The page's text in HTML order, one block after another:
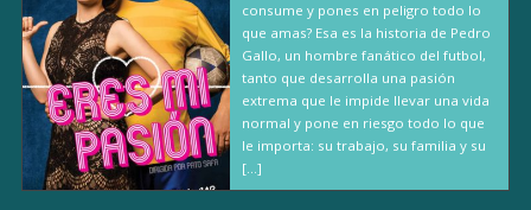
consume y pones en peligro todo lo
que amas? Esa es la historia de Pedro
Gallo, un hombre fanático del futbol,
tanto que desarrolla una pasión
extrema que le impide llevar una vida
normal y pone en riesgo todo lo que
le importa: su trabajo, su familia y su
[…]